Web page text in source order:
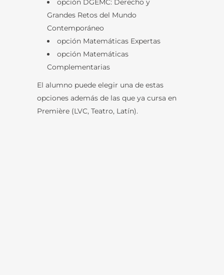
opción DGEMC: Derecho y
Grandes Retos del Mundo
Contemporáneo
opción Matemáticas Expertas
opción Matemáticas
Complementarias
El alumno puede elegir una de estas
opciones además de las que ya cursa en
Première (LVC, Teatro, Latín).